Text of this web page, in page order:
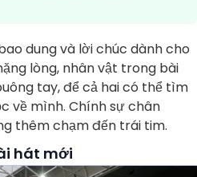
dung và lời chúc dành cho
lòng, nhân vật trong bài
tay, để cả hai có thể tìm
về mình. Chính sự chân
thêm chạm đến trái tim.
hát mới